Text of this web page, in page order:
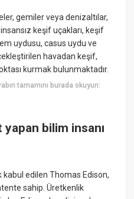
gemiler veya denizaltılar,
keşif uçakları, keşif
uydusu, casus uydu ve
havadan keşif,
kurmak bulunmaktadır.
tamamını burada okuyun:
bilim insanı
edilen Thomas Edison,
sahip. Üretkenlik